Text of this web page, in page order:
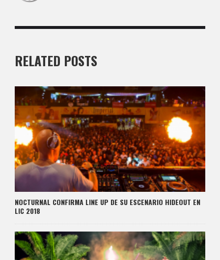
RELATED POSTS
NOCTURNAL CONFIRMA LINE UP DE SU ESCENARIO HIDEOUT EN
LIC 2018